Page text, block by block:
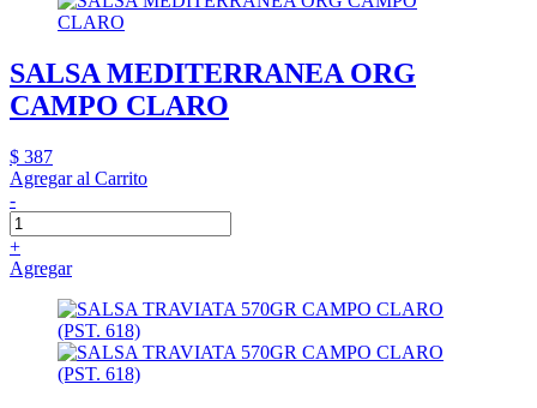
SALSA MEDITERRANEA ORG
CAMPO CLARO
$ 387
Agregar al Carrito
-
+
Agregar